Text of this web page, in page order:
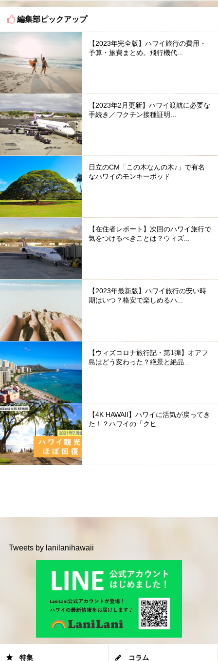
編集部ピックアップ
【2023年完全版】ハワイ旅行の費用・
予算・旅費まとめ。飛行機代...
【2023年2月更新】ハワイ渡航に必要な
手続き／ワクチン接種証明...
日立のCM「この木なんの木♪」で有名
なハワイのモンキーポッド
【在住者レポート】次回のハワイ旅行で
気をつけるべきことは？ウィズ...
【2023年最新版】ハワイ旅行の安い時
期はいつ？格安で楽しめるハ...
【ウィズコロナ旅行記・第1弾】オアフ
島はどう変わった？絶景と絶品...
【4K HAWAII】ハワイに活気が戻ってき
た！？ハワイの「クヒ...
Tweets by lanilanihawaii
特集 コラム